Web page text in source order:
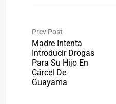
Prev Post
Madre Intenta
Introducir Drogas
Para Su Hijo En
Cárcel De
Guayama